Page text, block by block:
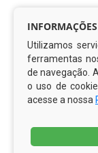
Utilizamos
ferramentas
de navegação.
o uso de
acesse a nossa